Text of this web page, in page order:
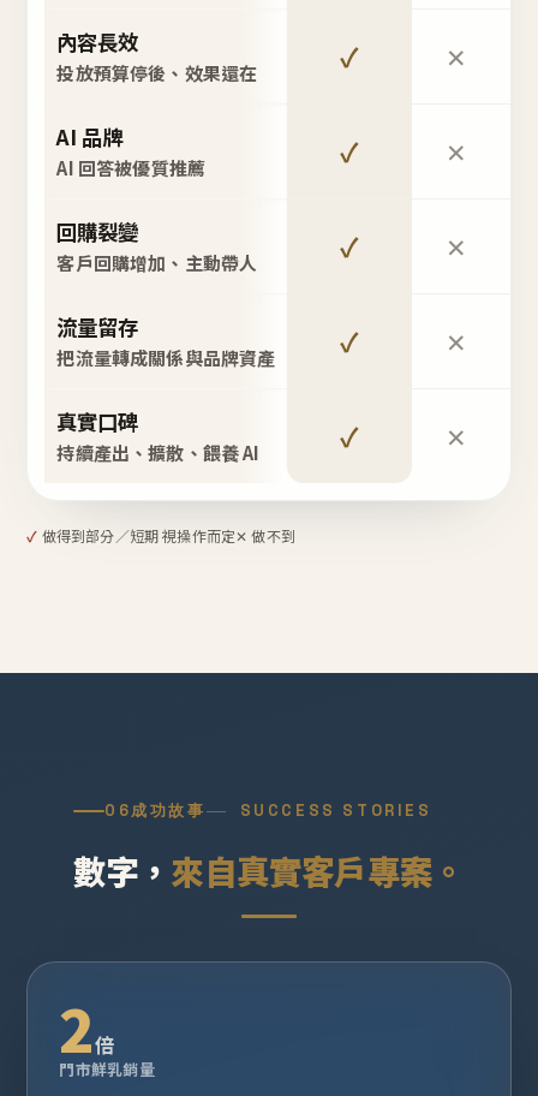
內容長效
投放預算停後、效果還在 ✓ ✕
AI 品牌
AI 回答被優質推薦 ✓ ✕
回購裂變
客戶回購增加、主動帶人 ✓ ✕
流量留存
把流量轉成關係與品牌資產 ✓ ✕
真實口碑
持續產出、擴散、餵養 AI ✓ ✕
✓ 做得到部分／短期 視操作而定✕ 做不到
06成功故事 SUCCESS STORIES
數字， 來自真實客戶專案。
2倍
門市鮮乳銷量